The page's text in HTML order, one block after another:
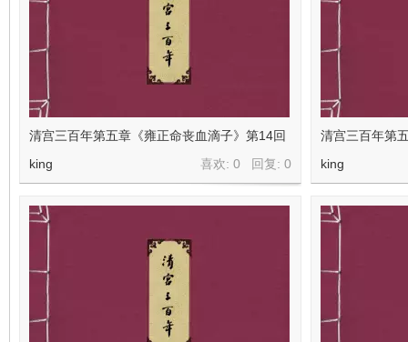
清宫三百年第五章《雍正命丧血滴子》第14回
喜欢: 0 回复: 0
king
清宫三百年第
king